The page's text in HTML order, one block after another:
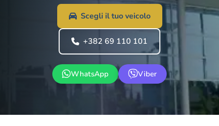
Scegli il tuo veicolo
+382 69 110 101
WhatsApp Viber